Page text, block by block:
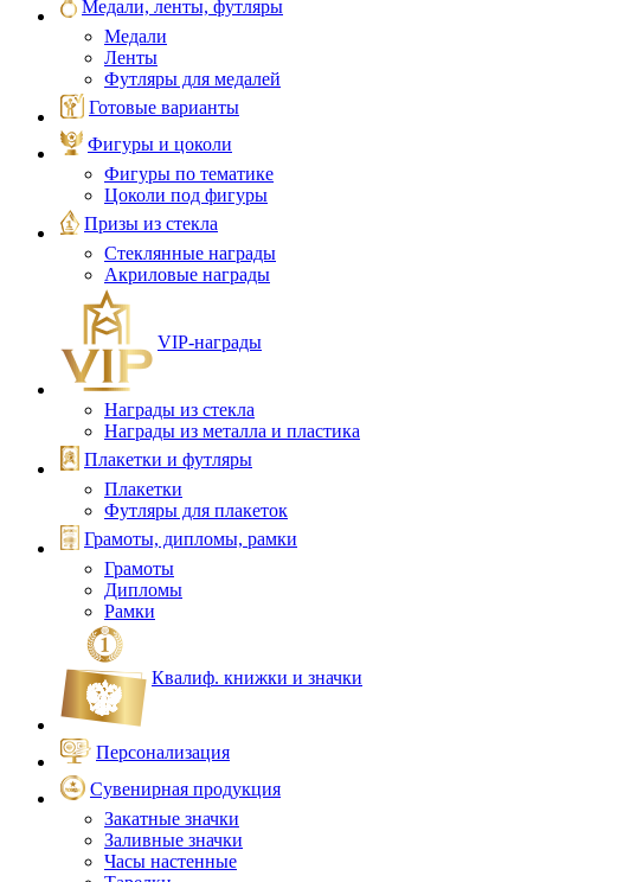
Медали, ленты, футляры
Медали
Ленты
Футляры для медалей
Готовые варианты
Фигуры и цоколи
Фигуры по тематике
Цоколи под фигуры
Призы из стекла
Стеклянные награды
Акриловые награды
VIP‑награды
Награды из стекла
Награды из металла и пластика
Плакетки и футляры
Плакетки
Футляры для плакеток
Грамоты, дипломы, рамки
Грамоты
Дипломы
Рамки
Квалиф. книжки и значки
Персонализация
Сувенирная продукция
Закатные значки
Заливные значки
Часы настенные